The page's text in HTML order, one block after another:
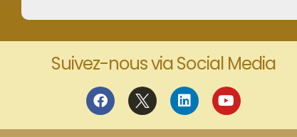
Suivez-nous via Social Media